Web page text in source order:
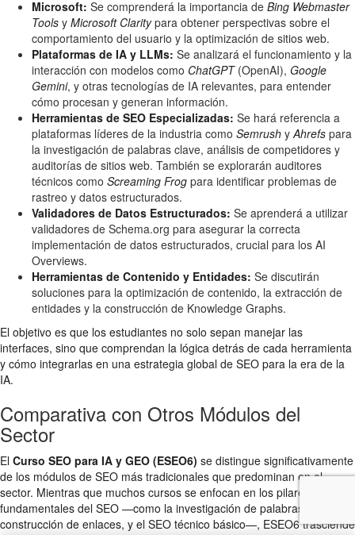
Microsoft: Se comprenderá la importancia de Bing Webmaster
Tools y Microsoft Claritypara obtener perspectivas sobre el
comportamiento del usuario y la optimización de sitios web.
Plataformas de IA y LLMs: Se analizará el funcionamiento y la
interacción con modelos como ChatGPT(OpenAI), Google
Gemini, y otras tecnologías de IA relevantes, para entender
cómo procesan y generan información.
Herramientas de SEO Especializadas: Se hará referencia a
plataformas líderes de la industria como Semrush y Ahrefs para
la investigación de palabras clave, análisis de competidores y
auditorías de sitios web. También se explorarán auditores
técnicos como Screaming Frog para identificar problemas de
rastreo y datos estructurados.
Validadores de Datos Estructurados: Se aprenderá a utilizar
validadores de Schema.org para asegurar la correcta
implementación de datos estructurados, crucial para los AI
Overviews.
Herramientas de Contenido y Entidades: Se discutirán
soluciones para la optimización de contenido, la extracción de
entidades y la construcción de Knowledge Graphs.
El objetivo es que los estudiantes no solo sepan manejar las
interfaces, sino que comprendan la lógica detrás de cada herramienta
y cómo integrarlas en una estrategia global de SEO para la era de la
IA.
Comparativa con Otros Módulos del
Sector
El Curso SEO para IA y GEO (ESEO6) se distingue significativamente
de los módulos de SEO más tradicionales que predominan en el
sector. Mientras que muchos cursos se enfocan en los pilares
fundamentales del SEO —como la investigación de palabras clave, la
construcción de enlaces, y el SEO técnico básico—, ESEO6 trasciende